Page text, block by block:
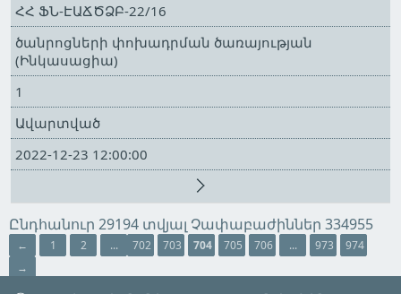
ՀՀ ՖՆ-ԷԱՃԾՁԲ-22/16
ծանրոցների փոխադրման ծառայության
(Ինկասացիա)
1
Ավարտված
2022-12-23 12:00:00
Ընդհանուր 29194 տվյալ Չափաբաժիններ 334955
← 1 2 ... 702 703 704 705 706 ... 973
974
→